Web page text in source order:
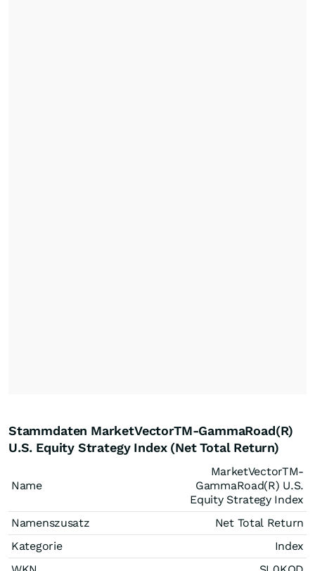
Stammdaten MarketVectorTM-GammaRoad(R)
U.S. Equity Strategy Index (Net Total Return)
Name
MarketVectorTM-
GammaRoad(R) U.S.
Equity Strategy Index
Namenszusatz
Net Total Return
Kategorie
Index